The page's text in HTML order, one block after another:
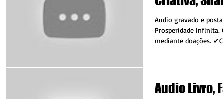
Audio gravado e
Prosperidade Infinita.
mediante doações.
Audio Livro,